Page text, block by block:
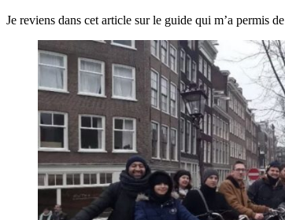
Je reviens dans cet article sur le guide qui m’a permis de